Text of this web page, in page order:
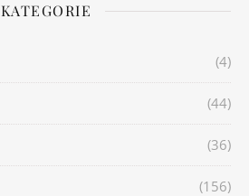
KATEGORIE
(4)
(44)
(36)
(156)